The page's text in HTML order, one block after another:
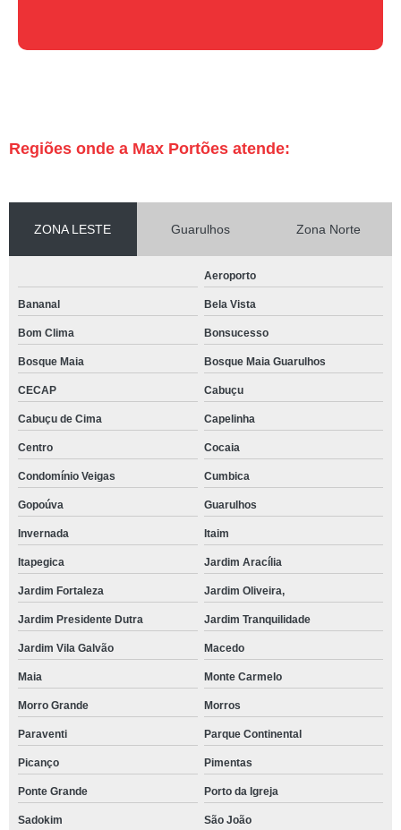
Regiões onde a Max Portões atende:
ZONA LESTE Guarulhos Zona Norte
Aeroporto
Bananal Bela Vista
Bom Clima Bonsucesso
Bosque Maia Bosque Maia Guarulhos
CECAP Cabuçu
Cabuçu de Cima Capelinha
Centro Cocaia
Condomínio Veigas Cumbica
Gopoúva Guarulhos
Invernada Itaim
Itapegica Jardim Aracília
Jardim Fortaleza Jardim Oliveira,
Jardim Presidente Dutra Jardim Tranquilidade
Jardim Vila Galvão Macedo
Maia Monte Carmelo
Morro Grande Morros
Paraventi Parque Continental
Picanço Pimentas
Ponte Grande Porto da Igreja
Sadokim São João